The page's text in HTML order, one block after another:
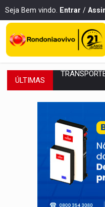
Seja Bem vindo. Entrar /
ÚLTIMAS
COLEGIADO:
URGENTE:
ENCONTRO:
PREVISÃO:
SINDICATOS
PROCESSO